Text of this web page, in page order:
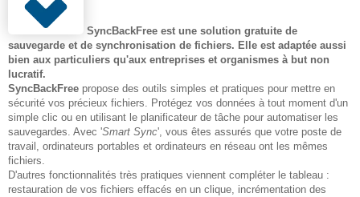
SyncBackFree est une solution gratuite de
sauvegarde et de synchronisation de fichiers. Elle est adaptée aussi
bien aux particuliers qu'aux entreprises et organismes à but non
lucratif.
SyncBackFree propose des outils simples et pratiques pour mettre en
sécurité vos précieux fichiers. Protégez vos données à tout moment d'un
simple clic ou en utilisant le planificateur de tâche pour automatiser les
sauvegardes. Avec 'Smart Sync', vous êtes assurés que votre poste de
travail, ordinateurs portables et ordinateurs en réseau ont les mêmes
fichiers.
D'autres fonctionnalités très pratiques viennent compléter le tableau :
restauration de vos fichiers effacés en un clique, incrémentation des